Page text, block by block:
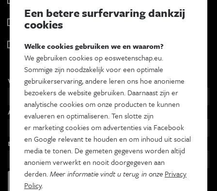
Wekelijks
Psyche & brein
Iedereen wetenschapper
Maandelijks
Voornaam
Achternaam
Email
Een betere surfervaring dankzij
cookies
Welke cookies gebruiken we en waarom?
We gebruiken cookies op eoswetenschap.eu.
Sommige zijn noodzakelijk voor een optimale
gebruikerservaring, andere leren ons hoe anonieme
bezoekers de website gebruiken. Daarnaast zijn er
analytische cookies om onze producten te kunnen
evalueren en optimaliseren. Ten slotte zijn
er marketing cookies om advertenties via Facebook
en Google relevant te houden en om inhoud uit social
media te tonen. De gemeten gegevens worden altijd
anoniem verwerkt en nooit doorgegeven aan
derden.Meer informatie vindt u terug in onze Privacy
Policy.